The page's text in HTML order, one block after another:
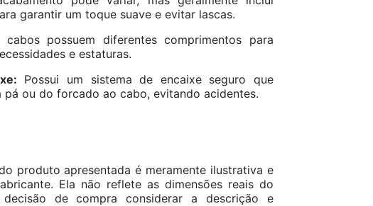
garantir um toque suave e evitar lascas.
cabos possuem diferentes comprimentos para
e estaturas.
Possui um sistema de encaixe seguro que
pá ou do forcado ao cabo, evitando acidentes.
produto apresentada é meramente ilustrativa e
Ela não reflete as dimensões reais do
de compra considerar a descrição e